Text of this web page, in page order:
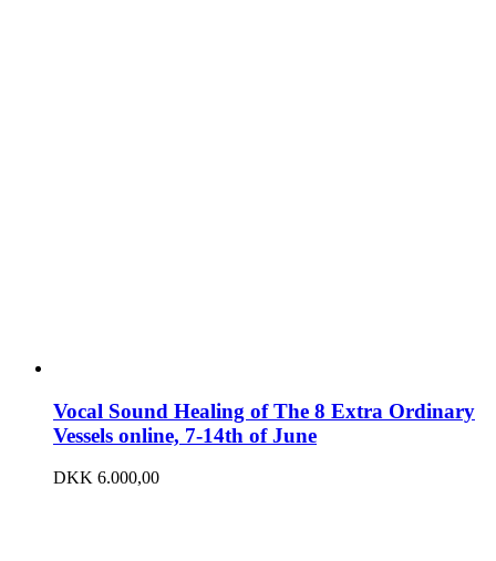
Vocal Sound Healing of The 8 Extra Ordinary
Vessels online, 7-14th of June
DKK 6.000,00